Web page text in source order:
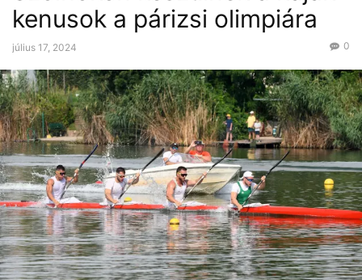
kenusok a párizsi olimpiára
július 17, 2024 0